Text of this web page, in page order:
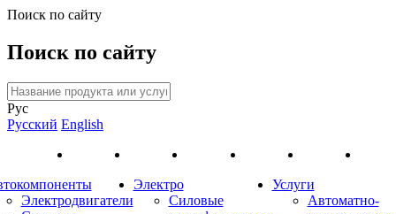
Поиск по сайту
Поиск по сайту
Рус
Русский English
Электродвигатели
Электро
Силовые
Услуги
Автоматно-